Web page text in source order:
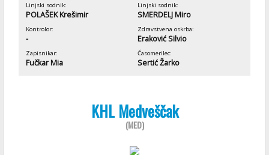
Linjski sodnik:
POLAŠEK Krešimir
Linjski sodnik:
SMERDELJ Miro
Kontrolor:
-
Zdravstvena oskrba:
Eraković Silvio
Zapisnikar:
Fučkar Mia
Časomerilec:
Sertić Žarko
KHL Medveščak
(MED)